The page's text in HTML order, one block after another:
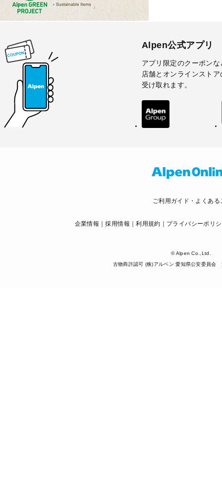
Alpen公式アプリ
アプリ限定のクーポンな
店舗とオンラインスト
受け取れます。
ご利用ガイド・よくある
企業情報 採用情報 利用規約 プライバシーポリ
© Alpen Co.,Ltd.
古物商許認可 (株)アルペン 愛知県公安委員